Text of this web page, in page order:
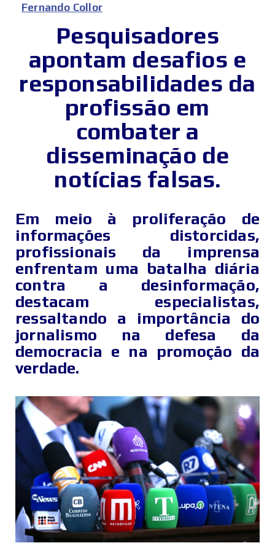
Fernando Collor
Pesquisadores
apontam desafios e
responsabilidades da
profissão em
combater a
disseminação de
notícias falsas.
Em meio à proliferação de
informações distorcidas,
profissionais da imprensa
enfrentam uma batalha diária
contra a desinformação,
destacam especialistas,
ressaltando a importância do
jornalismo na defesa da
democracia e na promoção da
verdade.